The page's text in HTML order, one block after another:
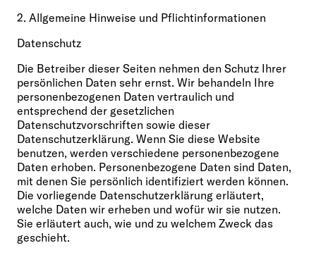
2. Allgemeine Hinweise und Pflichtinformationen
Datenschutz
Die Betreiber dieser Seiten nehmen den Schutz Ihrer
persönlichen Daten sehr ernst. Wir behandeln Ihre
personenbezogenen Daten vertraulich und
entsprechend der gesetzlichen
Datenschutzvorschriften sowie dieser
Datenschutzerklärung. Wenn Sie diese Website
benutzen, werden verschiedene personenbezogene
Daten erhoben. Personenbezogene Daten sind Daten,
mit denen Sie persönlich identifiziert werden können.
Die vorliegende Datenschutzerklärung erläutert,
welche Daten wir erheben und wofür wir sie nutzen.
Sie erläutert auch, wie und zu welchem Zweck das
geschieht.